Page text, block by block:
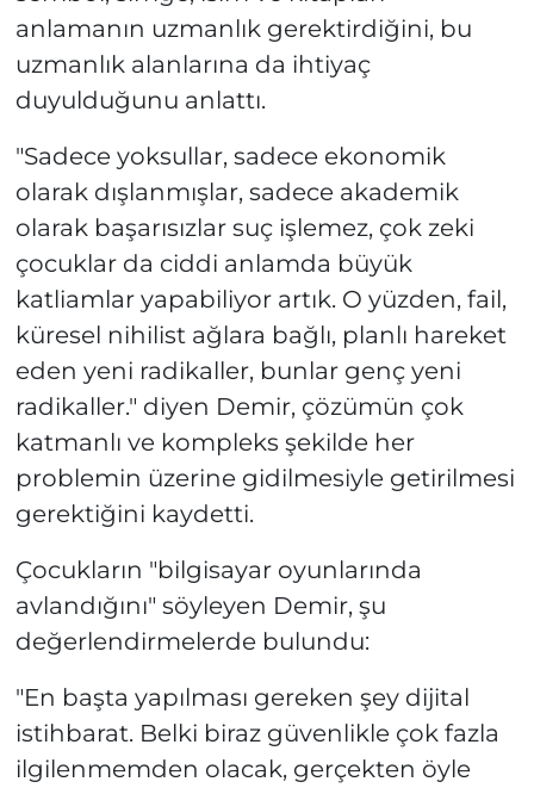
anlamanın uzmanlık gerektirdiğini, bu
uzmanlık alanlarına da ihtiyaç
duyulduğunu anlattı.
"Sadece yoksullar, sadece ekonomik
olarak dışlanmışlar, sadece akademik
olarak başarısızlar suç işlemez, çok zeki
çocuklar da ciddi anlamda büyük
katliamlar yapabiliyor artık. O yüzden, fail,
küresel nihilist ağlara bağlı, planlı hareket
eden yeni radikaller, bunlar genç yeni
radikaller." diyen Demir, çözümün çok
katmanlı ve kompleks şekilde her
problemin üzerine gidilmesiyle getirilmesi
gerektiğini kaydetti.
Çocukların "bilgisayar oyunlarında
avlandığını" söyleyen Demir, şu
değerlendirmelerde bulundu:
"En başta yapılması gereken şey dijital
istihbarat. Belki biraz güvenlikle çok fazla
ilgilenmemden olacak, gerçekten öyle